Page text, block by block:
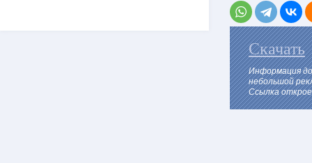
Скачать
Информация
небольшой
Ссылка